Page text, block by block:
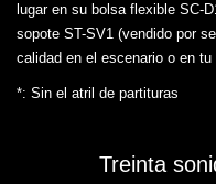
lugar en su bolsa flexible SC-
sopote ST-SV1 (vendido por
calidad en el escenario o en tu
*: Sin el atril de partituras
Treinta